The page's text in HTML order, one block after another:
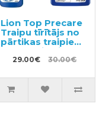
Lion Top Precare
Traipu tīrītājs no
pārtikas traipiem
220g + pildviela
200g
29.00€ 30.00€